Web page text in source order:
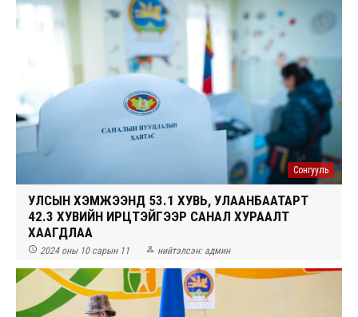
Сонгууль
УЛСЫН ХЭМЖЭЭНД 53.1 ХУВЬ, УЛААНБААТАРТ
42.3 ХУВИЙН ИРЦТЭЙГЭЭР САНАЛ ХУРААЛТ
ХААГДЛАА
 2024 оны 10 сарын 11  нийтэлсэн: админ